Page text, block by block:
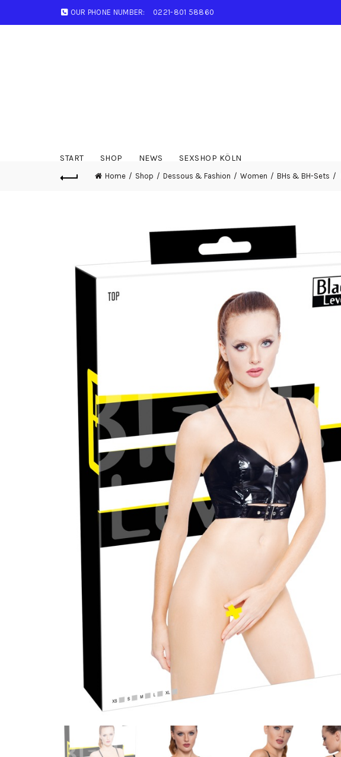
OUR PHONE NUMBER: 0221-801 58860
START SHOP NEWS SEXSHOP KÖLN
Home Shop Dessous & Fashion Women BHs & BH-Sets